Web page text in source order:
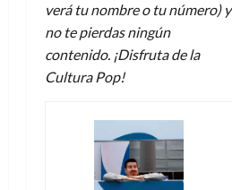
verá tu nombre o tu número) y
no te pierdas ningún
contenido. ¡Disfruta de la
Cultura Pop!